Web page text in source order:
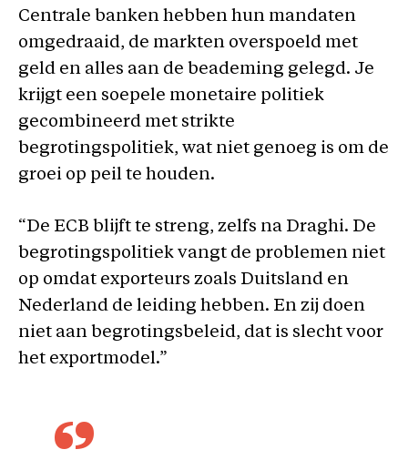
Centrale banken hebben hun mandaten
omgedraaid, de markten overspoeld met
geld en alles aan de beademing gelegd. Je
krijgt een soepele monetaire politiek
gecombineerd met strikte
begrotingspolitiek, wat niet genoeg is om de
groei op peil te houden.
“De ECB blijft te streng, zelfs na Draghi. De
begrotingspolitiek vangt de problemen niet
op omdat exporteurs zoals Duitsland en
Nederland de leiding hebben. En zij doen
niet aan begrotingsbeleid, dat is slecht voor
het exportmodel.”